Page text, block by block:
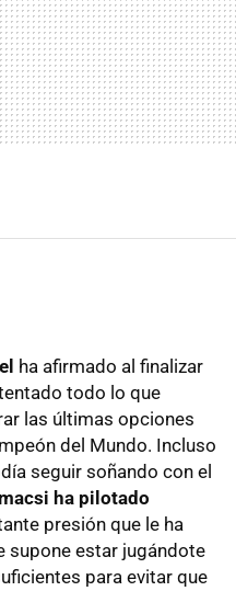
ha afirmado al finalizar
todo lo que
las últimas opciones
del Mundo. Incluso
seguir soñando con el
ha pilotado
presión que le ha
supone estar jugándote
para evitar que